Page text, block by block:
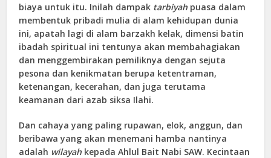
biaya untuk itu. Inilah dampak tarbiyah puasa dalam
membentuk pribadi mulia di alam kehidupan dunia
ini, apatah lagi di alam barzakh kelak, dimensi batin
ibadah spiritual ini tentunya akan membahagiakan
dan menggembirakan pemiliknya dengan sejuta
pesona dan kenikmatan berupa ketentraman,
ketenangan, kecerahan, dan juga terutama
keamanan dari azab siksa Ilahi.
Dan cahaya yang paling rupawan, elok, anggun, dan
beribawa yang akan menemani hamba nantinya
adalah wilayah kepada Ahlul Bait Nabi SAW. Kecintaan